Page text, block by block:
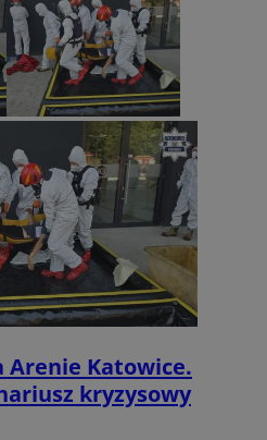
Arenie Katowice.
kryzysowy